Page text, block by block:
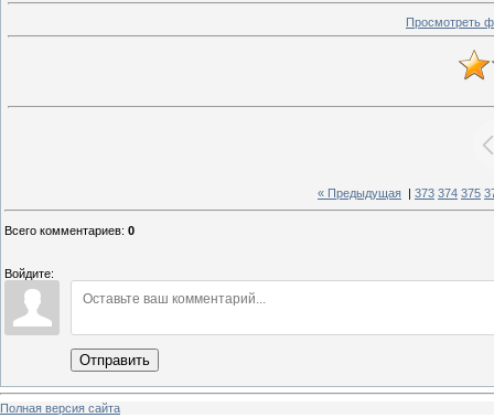
Просмотреть
« Предыдущая 373 374 375
Всего комментариев: 0
Войдите:
Отправить
Полная версия сайта